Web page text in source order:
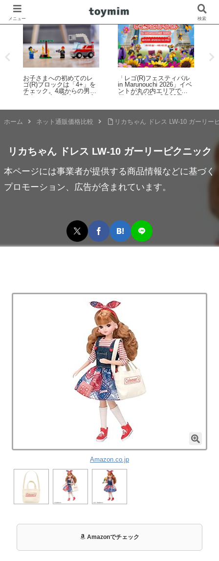
お子さまへの初めてのレ
ゴ(R)ブロックは「4+」を
チェック。4歳からの男の
子向け、女の子向けレゴ
「レゴ(R)フェスティバル
in Marunouchi 2026」イベ
ントが丸の内エリアで開
催！7月31日～8月23日
ホーム ネット通販価格比較 リカちゃん ドレス LW-10 ガーリー
リカちゃん ドレス LW-10 ガーリーピクニック
本ページには事業者が提供する商品情報などに基づく
プロモーション、広告が含まれています。
Amazon.co.jp
Amazonでチェック
メニュー 検索